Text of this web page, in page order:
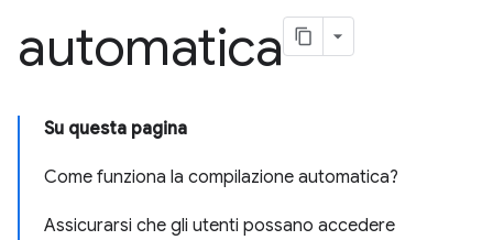
automatica
Su questa pagina
Come funziona la compilazione automatica?
Assicurarsi che gli utenti possano accedere